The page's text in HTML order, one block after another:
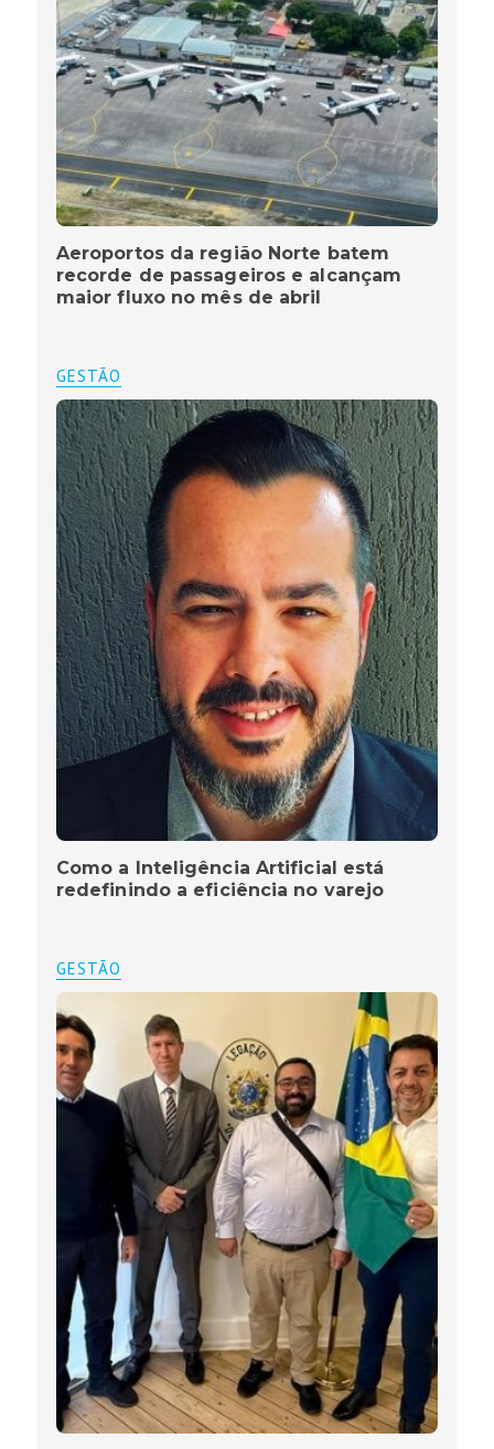
Aeroportos da região Norte batem
recorde de passageiros e alcançam
maior fluxo no mês de abril
GESTÃO
Como a Inteligência Artificial está
redefinindo a eficiência no varejo
GESTÃO